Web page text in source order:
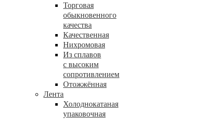
Торговая
обыкновенного
качества
Качественная
Нихромовая
Из сплавов
с высоким
сопротивлением
Отожжённая
Лента
Холоднокатаная
упаковочная